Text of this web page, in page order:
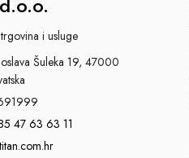
i usluge
Šuleka 19, 47000
47 63 63 11